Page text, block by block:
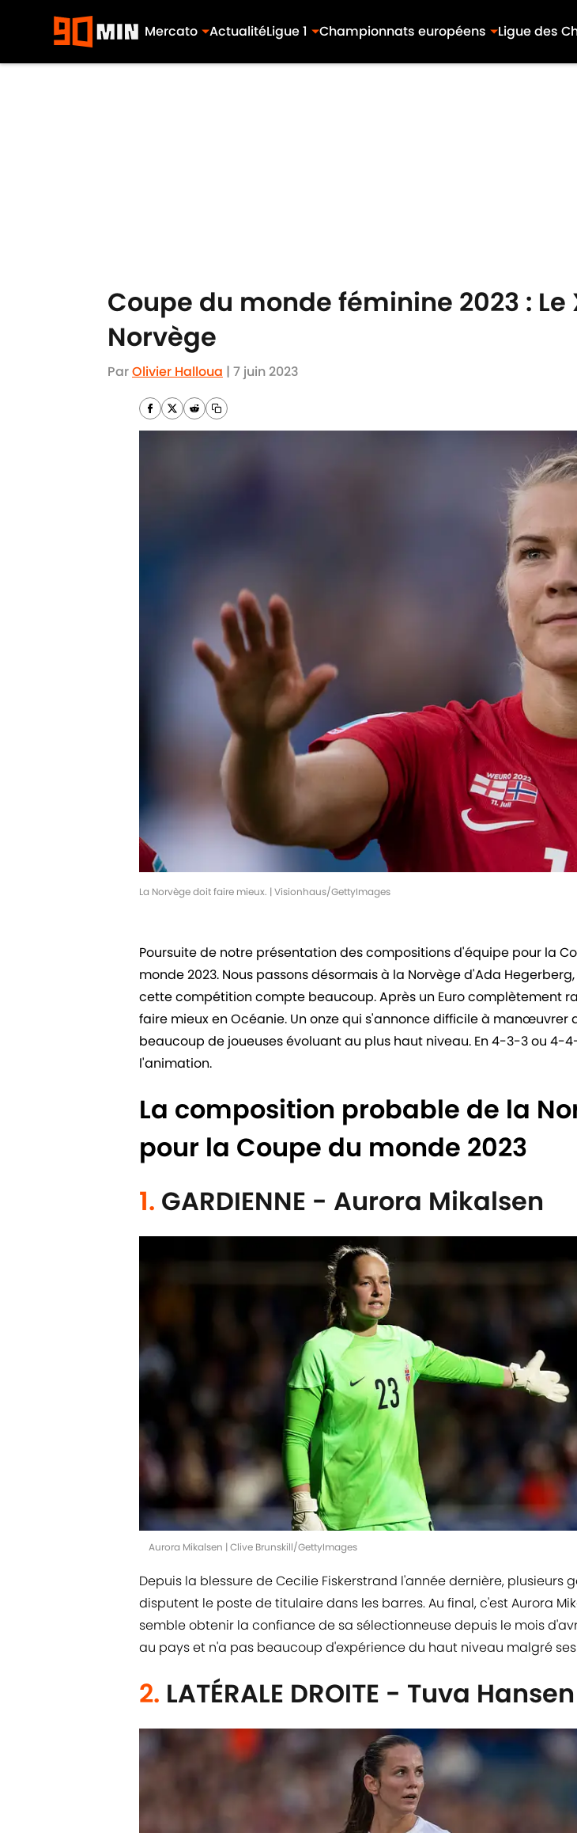
Mercato ActualitéLigue 1 Championnats européens Ligue des
Coupe du monde féminine 2023 :
Norvège
ParOlivier Halloua | 7 juin 2023
La Norvège doit faire mieux. | Visionhaus/GettyImages
Poursuite de notre présentation des compositions d'équipe pour la
monde 2023. Nous passons désormais à la Norvège d'Ada
cette compétition compte beaucoup. Après un Euro complètement
faire mieux en Océanie. Un onze qui s'annonce difficile à manœuvrer
beaucoup de joueuses évoluant au plus haut niveau. En 4-3-3 ou 4-
l'animation.
La composition probable de la
pour la Coupe du monde 2023
1. GARDIENNE - Aurora Mikalsen
Aurora Mikalsen | Clive Brunskill/GettyImages
Depuis la blessure de Cecilie Fiskerstrand l'année dernière, plusieurs
disputent le poste de titulaire dans les barres. Au final, c'est Aurora
semble obtenir la confiance de sa sélectionneuse depuis le mois
au pays et n'a pas beaucoup d'expérience du haut niveau malgré ses
2. LATÉRALE DROITE - Tuva Hansen